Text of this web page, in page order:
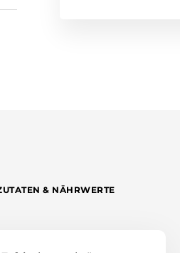
& NÄHRWERTE